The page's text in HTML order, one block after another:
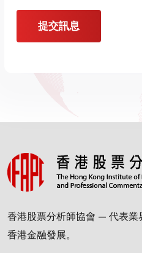
提交訊息
香港股票分析師協會 — 代表業
香港金融發展。